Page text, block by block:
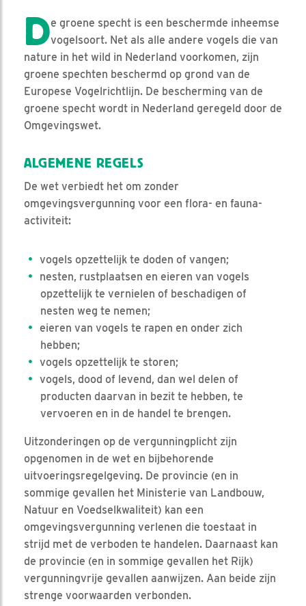
De groene specht is een beschermde inheemse
vogelsoort. Net als alle andere vogels die van
nature in het wild in Nederland voorkomen, zijn
groene spechten beschermd op grond van de
Europese Vogelrichtlijn. De bescherming van de
groene specht wordt in Nederland geregeld door de
Omgevingswet.
ALGEMENE REGELS
De wet verbiedt het om zonder
omgevingsvergunning voor een flora- en fauna-
activiteit:
vogels opzettelijk te doden of vangen;
nesten, rustplaatsen en eieren van vogels
opzettelijk te vernielen of beschadigen of
nesten weg te nemen;
eieren van vogels te rapen en onder zich
hebben;
vogels opzettelijk te storen;
vogels, dood of levend, dan wel delen of
producten daarvan in bezit te hebben, te
vervoeren en in de handel te brengen.
Uitzonderingen op de vergunningplicht zijn
opgenomen in de wet en bijbehorende
uitvoeringsregelgeving. De provincie (en in
sommige gevallen het Ministerie van Landbouw,
Natuur en Voedselkwaliteit) kan een
omgevingsvergunning verlenen die toestaat in
strijd met de verboden te handelen. Daarnaast kan
de provincie (en in sommige gevallen het Rijk)
vergunningvrije gevallen aanwijzen. Aan beide zijn
strenge voorwaarden verbonden.